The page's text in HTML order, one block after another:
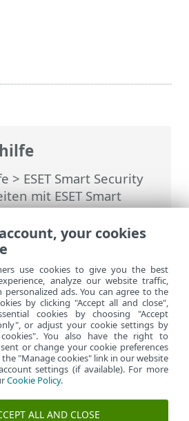
> ESET Smart Security
mit ESET Smart
>Einstellungen>
>
your cookies
use cookies to give you the best
analyze our website traffic,
ads. You can agree to the
by clicking "Accept all and close",
cookies by choosing "Accept
or adjust your cookie settings by
You also have the right to
or change your cookie preferences
"Manage cookies" link in our website
settings (if available). For more
Cookie Policy.
ALL AND CLOSE